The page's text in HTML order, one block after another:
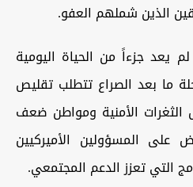
الذين شملهم العفو.
يعد جزءاً من الحياة اليومية
ما بعد الصراع تتطلب تقليص
الثغرات الأمنية ومواطن ضعف
على المسؤولين الأميركيين
التي تعزز الدعم المجتمعي.